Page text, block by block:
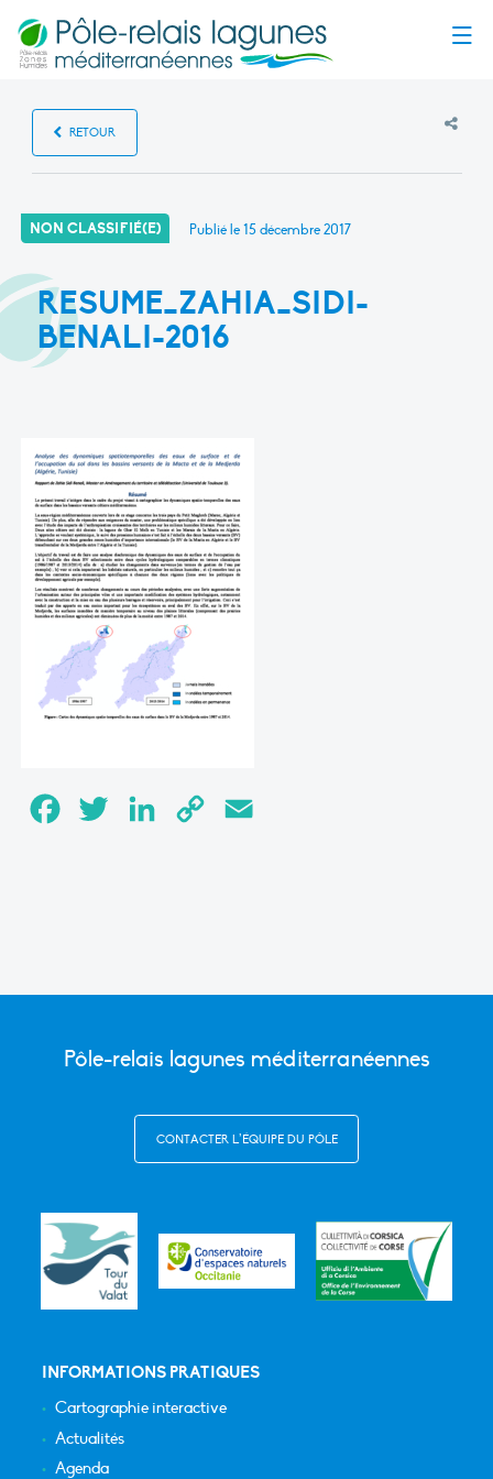
RETOUR
NON CLASSIFIÉ(E) Publié le15 décembre 2017
RESUME_ZAHIA_SIDI-
BENALI-2016
FacebookTwitter LinkedInCopy
Pôle-relais lagunes méditerranéennes
CONTACTER L’ÉQUIPE DU PÔLE
INFORMATIONS PRATIQUES
Cartographie interactive
Actualités
Agenda